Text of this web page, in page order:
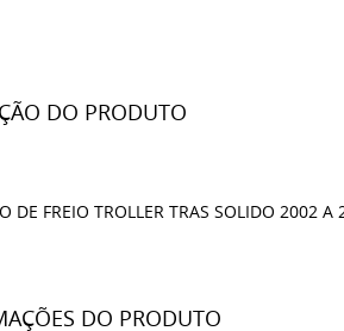
DO PRODUTO
DE FREIO TROLLER TRAS SOLIDO 2002 A
DO PRODUTO